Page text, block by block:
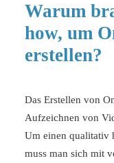
Warum
how, um
erstellen?
Das Erstellen von
Aufzeichnen von
Um einen qualitativ
muss man sich mit